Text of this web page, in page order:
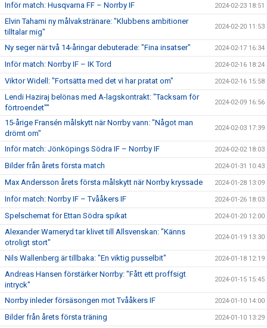
Inför match: Husqvarna FF – Norrby IF 2024-02-23 18:51
Elvin Tahami ny målvakstränare: "Klubbens ambitioner
tilltalar mig"
2024-02-20 11:53
Ny seger när två 14-åringar debuterade: "Fina insatser" 2024-02-17 16:34
Inför match: Norrby IF – IK Tord 2024-02-16 18:24
Viktor Widell: "Fortsätta med det vi har pratat om" 2024-02-16 15:58
Lendi Haziraj belönas med A-lagskontrakt: "Tacksam för
förtroendet""
2024-02-09 16:56
15-årige Fransén målskytt när Norrby vann: "Något man
drömt om"
2024-02-03 17:39
Inför match: Jönköpings Södra IF – Norrby IF 2024-02-02 18:03
Bilder från årets första match 2024-01-31 10:43
Max Andersson årets första målskytt när Norrby kryssade 2024-01-28 13:09
Inför match: Norrby IF – Tvååkers IF 2024-01-26 18:03
Spelschemat för Ettan Södra spikat 2024-01-20 12:00
Alexander Warneryd tar klivet till Allsvenskan: "Känns
otroligt stort"
2024-01-19 13:30
Nils Wallenberg är tillbaka: "En viktig pusselbit" 2024-01-18 12:19
Andreas Hansen förstärker Norrby: "Fått ett proffsigt
intryck"
2024-01-15 15:45
Norrby inleder försäsongen mot Tvååkers IF 2024-01-10 14:00
Bilder från årets första träning 2024-01-10 13:29